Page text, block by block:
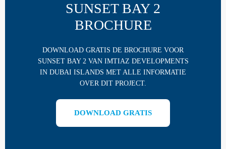
SUNSET BAY 2
BROCHURE
DOWNLOAD GRATIS DE BROCHURE VOOR
SUNSET BAY 2 VAN IMTIAZ DEVELOPMENTS
IN DUBAI ISLANDS MET ALLE INFORMATIE
OVER DIT PROJECT.
DOWNLOAD GRATIS